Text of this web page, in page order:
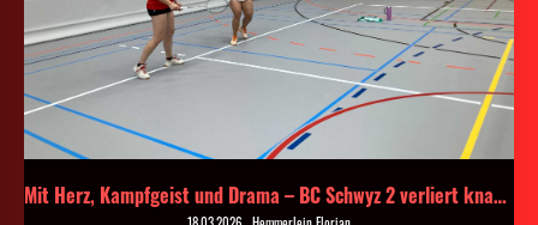
Mit Herz, Kampfgeist und Drama – BC Schwyz 2 verliert knapp in Ruswil 🏸🔥